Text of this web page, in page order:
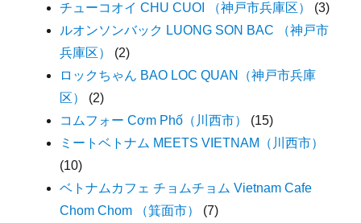
チューコオイ CHU CUOI （神戸市兵庫区）
(3)
ルオンソンバック LUONG SON BAC （神戸市
兵庫区）
(2)
ロックちゃん BAO LOC QUAN（神戸市兵庫
区）
(2)
コムフォー Cơm Phố（川西市）
(15)
ミートベトナム MEETS VIETNAM（川西市）
(10)
ベトナムカフェ チョムチョム Vietnam Cafe
Chom Chom （箕面市）
(7)